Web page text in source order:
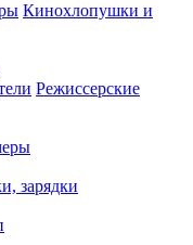
Кинохлопушки и
Режиссерские
зарядки